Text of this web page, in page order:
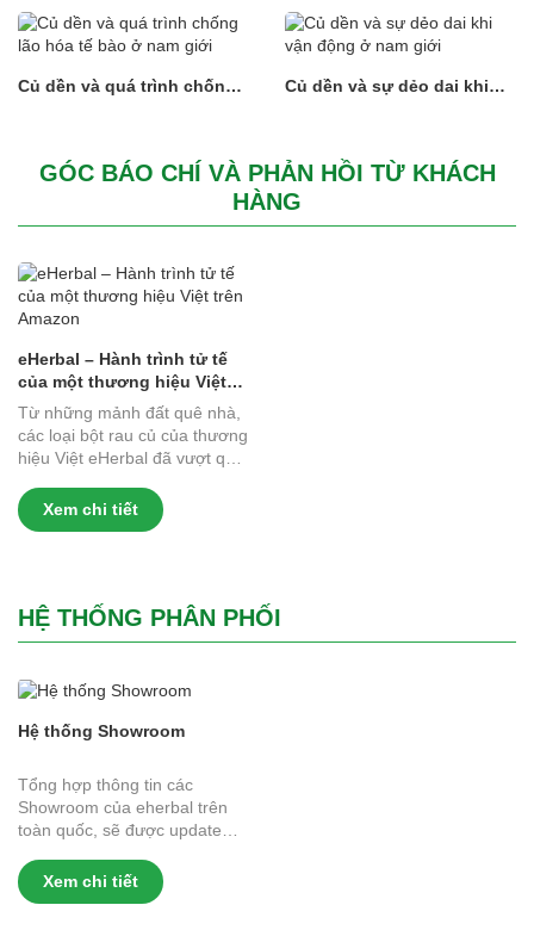
Củ dền và quá trình chống
Củ dền và sự dẻo dai khi
GÓC BÁO CHÍ VÀ PHẢN HỒI TỪ KHÁCH
HÀNG
eHerbal – Hành trình tử tế
của một thương hiệu Việt
trên Amazon
Từ những mảnh đất quê nhà,
các loại bột rau củ của thương
hiệu Việt eHerbal đã vượt qua
để hiện diện trên sàn...
Xem chi tiết
HỆ THỐNG PHÂN PHỐI
Hệ thống Showroom
Tổng hợp thông tin các
Showroom của eherbal trên
toàn quốc, sẽ được update
này. Thông tin các Showroom
của eherbal trên toàn quốc: 1.
Xem chi tiết